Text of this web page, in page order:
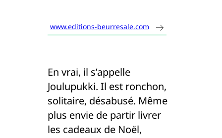
www.editions-beurresale.com
En vrai, il s’appelle
Joulupukki. Il est ronchon,
solitaire, désabusé. Même
plus envie de partir livrer
les cadeaux de Noël,